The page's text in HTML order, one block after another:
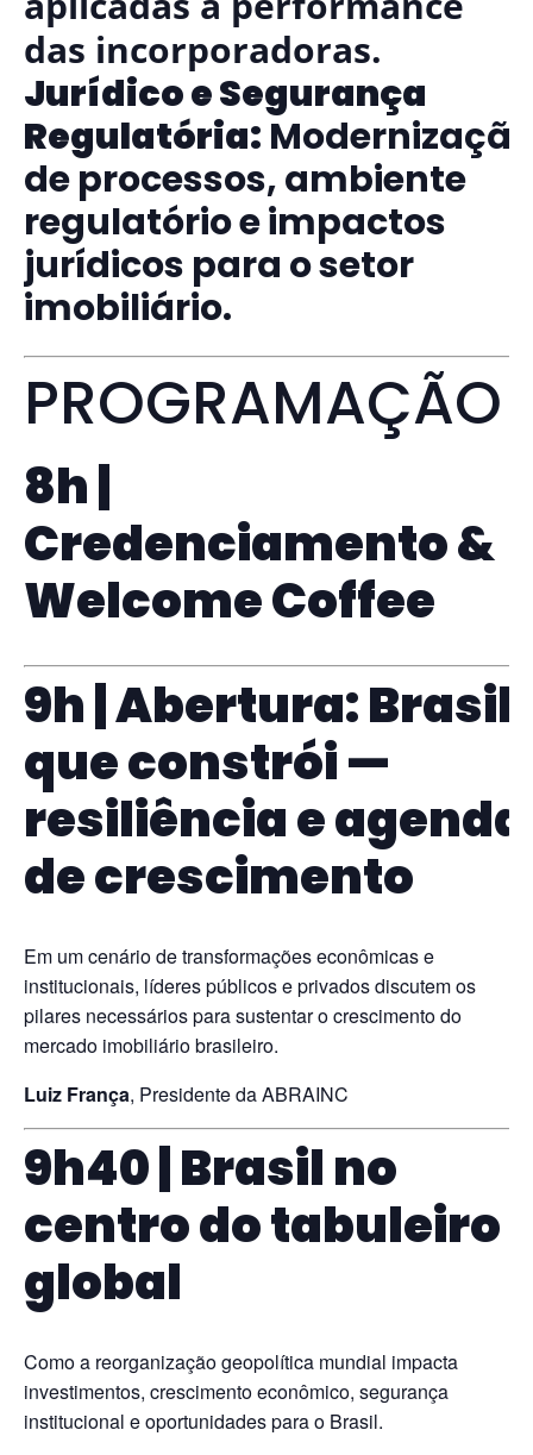
das incorporadoras.
Jurídico e Segurança
Regulatória: Modernização
de processos, ambiente
regulatório e impactos
jurídicos para o setor
imobiliário.
PROGRAMAÇÃO
8h |
Credenciamento &
Welcome Coffee
9h | Abertura: Brasil
que constrói —
resiliência e agenda
de crescimento
Em um cenário de transformações econômicas e
institucionais, líderes públicos e privados discutem os
pilares necessários para sustentar o crescimento do
mercado imobiliário brasileiro.
Luiz França, Presidente da ABRAINC
9h40 | Brasil no
centro do tabuleiro
global
Como a reorganização geopolítica mundial impacta
investimentos, crescimento econômico, segurança
institucional e oportunidades para o Brasil.